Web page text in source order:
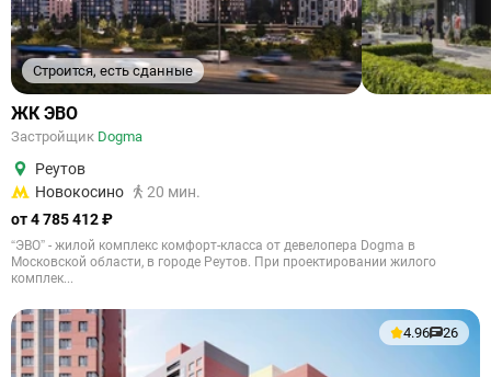
Строится, есть сданные
ЖК ЭВО
Застройщик Dogma
Реутов
Новокосино
20 мин.
от 4 785 412 ₽
“ЭВО” - жилой комплекс комфорт-класса от девелопера Dogma в
Московской области, в городе Реутов. При проектировании жилого
комплек...
4.96 26